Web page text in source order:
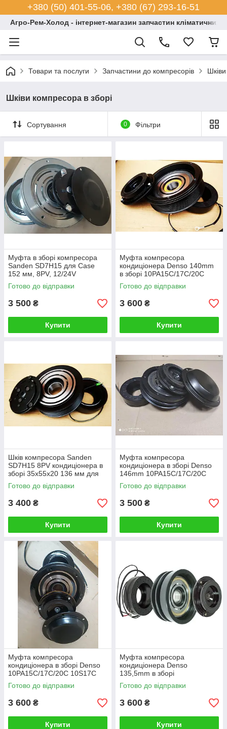
+380 (50) 401-55-06, +380 (67) 293-16-51
Агро-Рем-Холод - інтернет-магазин запчастин кліматичних
Товари та послуги Запчастини до компресорів
Шківи компресора в зборі
Сортування 0 Фільтри
Муфта в зборі компресора
Sanden SD7H15 для Case
152 мм, 8PV, 12/24V
Готово до відправки
3 500 ₴
Купити
Муфта компресора
кондиціонера Denso 140mm
в зборі 10PA15C/17C/20С
10S17C для John Deere 8PV
12/24V 30х52х22
Готово до відправки
3 600 ₴
Купити
Шків компресора Sanden
SD7H15 8PV кондиціонера в
зборі 35х55х20 136 мм для
комбайнів тракторів
спецтехніки
Готово до відправки
3 400 ₴
Купити
Муфта компресора
кондиціонера в зборі Denso
146mm 10PA15C/17C/20С
10S17C для John Deere 1A
12V 30х52х22
Готово до відправки
3 500 ₴
Купити
Муфта компресора
кондиціонера в зборі Denso
10PA15C/17C/20С 10S17C
для John Deere PV8 145mm
12V 30х52х22
Готово до відправки
3 600 ₴
Купити
Муфта компресора
кондиціонера Denso
135,5mm в зборі
10PA15C/17C/20С 10S17C
для John Deere 2A 12V
Готово до відправки
3 600 ₴
Купити